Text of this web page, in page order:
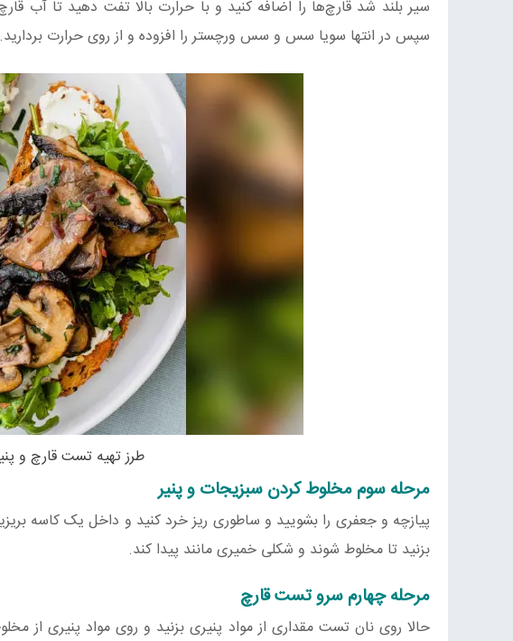
سیر بلند شد قارچ‌ها را اضافه کنید و با حرارت بالا تفت دهید تا آب
سپس در انتها سویا سس و سس ورچستر را افزوده و از روی حرارت بردارید.
طرز تهیه تست قارچ و
مرحله سوم مخلوط کردن سبزیجات و پنیر
پیازچه و جعفری را بشویید و ساطوری ریز خرد کنید و داخل یک کاسه
بزنید تا مخلوط شوند و شکلی خمیری مانند پیدا کند.
مرحله چهارم سرو تست قارچ
حالا روی نان تست مقداری از مواد پنیری بزنید و روی مواد پنیری از